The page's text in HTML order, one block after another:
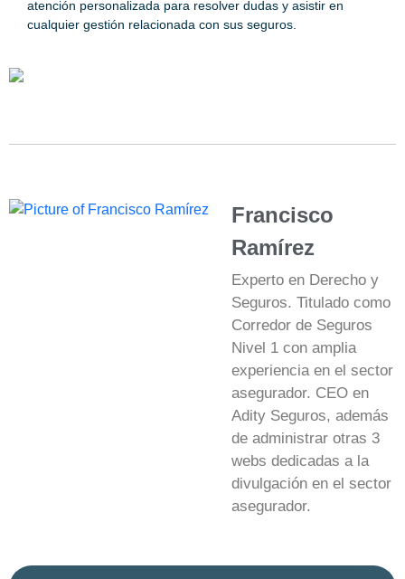
atención personalizada para resolver dudas y asistir en
cualquier gestión relacionada con sus seguros.
Francisco
Ramírez
Experto en Derecho y
Seguros. Titulado como
Corredor de Seguros
Nivel 1 con amplia
experiencia en el sector
asegurador. CEO en
Adity Seguros, además
de administrar otras 3
webs dedicadas a la
divulgación en el sector
asegurador.